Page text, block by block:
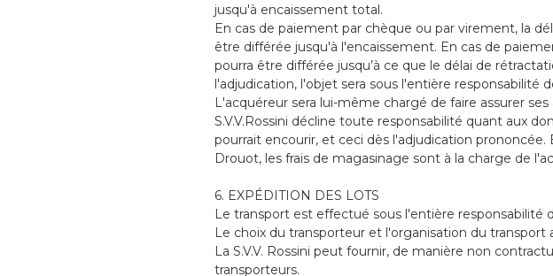
jusqu'à encaissement total.
En cas de paiement par chèque ou par virement, la
être différée jusqu'à l'encaissement. En cas de
pourra être différée jusqu’à ce que le délai de
l'adjudication, l'objet sera sous l'entière responsabilité
L'acquéreur sera lui-même chargé de faire assurer ses
S.V.V.Rossini décline toute responsabilité quant aux
pourrait encourir, et ceci dès l'adjudication prononcée.
Drouot, les frais de magasinage sont à la charge de
6. EXPÉDITION DES LOTS
Le transport est effectué sous l'entière responsabilité
Le choix du transporteur et l'organisation du transport
La S.V.V. Rossini peut fournir, de manière non
transporteurs.